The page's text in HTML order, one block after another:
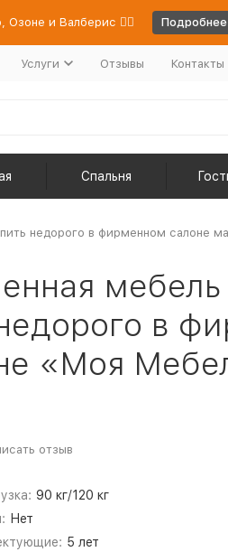
и Валберис 👉🏻
Услуги Отзывы Контакты
Спальня
недорого в фирменном салоне
в
«Моя
отзыв
90 кг/120 кг
Нет
5 лет